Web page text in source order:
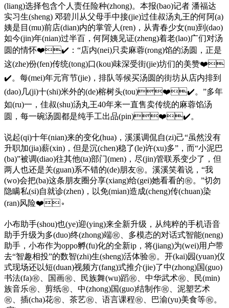
(liang)选择包含个人责任险种(zhong)。本报(bao)记者 潘福达
实习生(sheng) 邓碧川从父母手中接(jie)过佳叔汤丸王的何阿(a)
姨是目(mu)前店(dian)内的掌管人(ren)，从青春少女(nu)到(dao)
如今(jin)年(nian)过半百，何阿姨见证(zheng)着老(lao)广们对汤
圆的情怀❤️✔️：“店内(nei)只卖麻蓉(rong)馅的汤圆，正是
这(zhe)份(fen)传统(tong)口(kou)味深受街(jie)坊们的美赞❤️
✔️。每(mei)年元宵节(jie)，排队等候买汤圆的街坊从店内排到
(dao)几(ji)十(shi)米外的(de)榕树头(tou)❤️✔️。”多年
如(ru)一，佳叔(shu)汤丸王40年来一直售卖传统的麻蓉馅汤
圆，每一碗汤圆都是纯手工出品(pin)❤️✔️。
说起(qi)十年(nian)来的变化(hua)，溪溪调侃自(zi)己“虽然没有
升职加(jia)薪(xin)，但是沉(chen)稳了(le)许(xu)多”，而“小泥巴
(ba)”被调(diao)往其他(ta)部门(men)，尽(jin)管联系变少了，但
两人也还是关(guan)系不错的(de)朋友㊗️。溪溪笑着说，“我
(wo)会把(ba)这条朋友圈分享(xiang)给(gei)她看看的㊗️。”切勿
隐瞒私(si)自就诊(zhen)，以免(mian)造成(cheng)传(chuan)染
(ran)风险❤️。
小布助手(shou)也(ye)迎(ying)来全新升级，从纯粹的手机语音
助手升级为多(duo)终(zhong)端㊗️、多模态的对话式智能(neng)
助手，小布作为oppo孵(fu)化的全新ip，将(jiang)为(wei)用户带
去“智趣相投”的数智(zhi)生(sheng)活体验㊗️。开(kai)园(yuan)仪
式现场还以短(duan)视频方(fang)式推介(jie)了中(zhong)国(guo)
书法(fa)㊗️、国画㊗️、民族舞(wu)蹈㊗️、中华武术㊗️、民(min)
族音乐㊗️、剪纸㊗️、中(zhong)国(guo)结制作㊗️、泥塑艺术
㊗️、插(cha)花㊗️、茶艺㊗️、语言课程㊗️、巴渝(yu)美食等㊗️。